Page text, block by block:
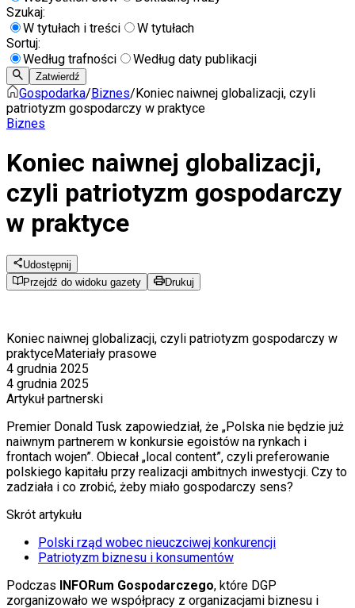
Szukaj:
W tytułach i treści
W tytułach
Sortuj:
Według trafności
Według daty publikacji
Zatwierdź
Gospodarka/Biznes/Koniec naiwnej globalizacji, czyli
patriotyzm gospodarczy w praktyce
Biznes
Koniec naiwnej globalizacji,
czyli patriotyzm gospodarczy
w praktyce
Udostępnij
Przejdź do widoku gazety
Drukuj
Koniec naiwnej globalizacji, czyli patriotyzm gospodarczy w
praktyceMateriały prasowe
4 grudnia 2025
4 grudnia 2025
Artykuł partnerski
Premier Donald Tusk zapowiedział, że „Polska nie będzie już
naiwnym partnerem w konkursie egoistów na rynkach i
frontach wojen”. Obiecał „local content”, czyli preferowanie
polskiego kapitału przy realizacji ambitnych inwestycji. Czy to
zadziała i co zrobić, żeby miało gospodarczy sens?
Skrót artykułu
Polski rząd wobec nieuczciwej konkurencji
Patriotyzm biznesu i konsumentów
Podczas INFORum Gospodarczego, które DGP
zorganizowało we współpracy z organizacjami biznesu i